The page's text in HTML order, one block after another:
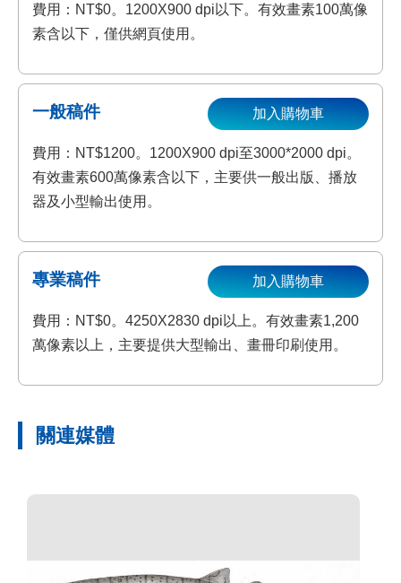
費用：NT$0。1200X900 dpi以下。有效畫素100萬像
素含以下，僅供網頁使用。
一般稿件
費用：NT$1200。1200X900 dpi至3000*2000 dpi。
有效畫素600萬像素含以下，主要供一般出版、播放
器及小型輸出使用。
加入購物車
專業稿件
費用：NT$0。4250X2830 dpi以上。有效畫素1,200
萬像素以上，主要提供大型輸出、畫冊印刷使用。
加入購物車
關連媒體